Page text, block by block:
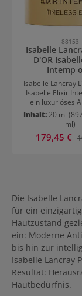
88153
Isabelle
D'OR
Intemp
Isabelle Lancray
Isabelle Elixir
ein luxuriöses
Serum mit
Wirksamkeit.
verwöhnt
anspruchsvolle
Isabelle Elixir
Umfassendes
Serum Das luxuriöse Serum
wirkt mit Blumen-
aus Rose von
arabischem
Iris Ceraparts
gehaltvolle
folgende Effekte: Steigerung
der
Mikrozirkulation Stärkung der
Inhalt:20 ml
ml)
Verkaufspreis:
179,45 €
Die Isabelle
für ein
Hautzustand
ein: Moderne
bis hin zur
Isabelle Lancray
Resultat:
Hautbedürfnis.